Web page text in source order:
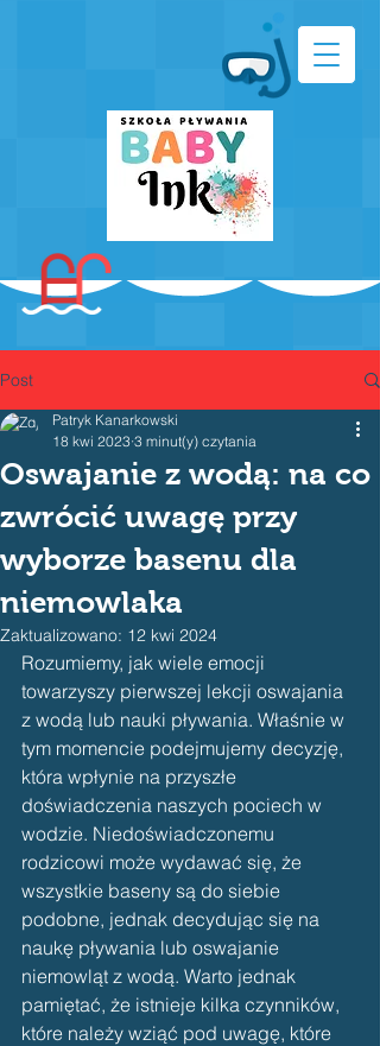
Post
Oswajanie z wodą: na co
zwrócić uwagę przy
wyborze basenu dla
niemowlaka
Patryk Kanarkowski
18 kwi 2023 3 minut(y) czytania
Zaktualizowano: 12 kwi 2024
Rozumiemy, jak wiele emocji
towarzyszy pierwszej lekcji oswajania
z wodą lub nauki pływania. Właśnie w
tym momencie podejmujemy decyzję,
która wpłynie na przyszłe
doświadczenia naszych pociech w
wodzie. Niedoświadczonemu
rodzicowi może wydawać się, że
wszystkie baseny są do siebie
podobne, jednak decydując się na
naukę pływania lub oswajanie
niemowląt z wodą. Warto jednak
pamiętać, że istnieje kilka czynników,
które należy wziąć pod uwagę, które